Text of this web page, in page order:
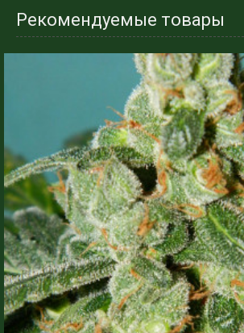
Рекомендуемые товары